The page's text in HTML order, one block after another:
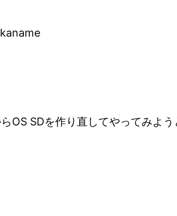
SDを作り直してやってみよう